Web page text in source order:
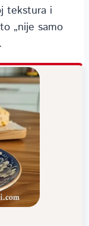
tekstura i
„nije samo